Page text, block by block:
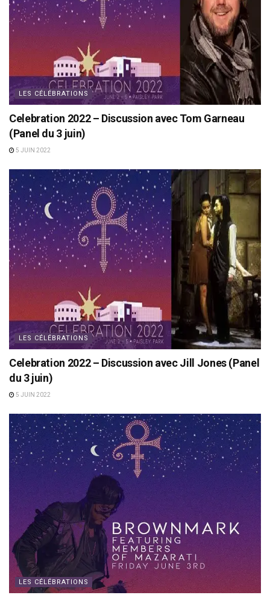
LES CÉLÉBRATIONS
Celebration 2022 – Discussion avec Tom Garneau
(Panel du 3 juin)
5 JUIN 2022
LES CÉLÉBRATIONS
Celebration 2022 – Discussion avec Jill Jones (Panel
du 3 juin)
5 JUIN 2022
LES CÉLÉBRATIONS